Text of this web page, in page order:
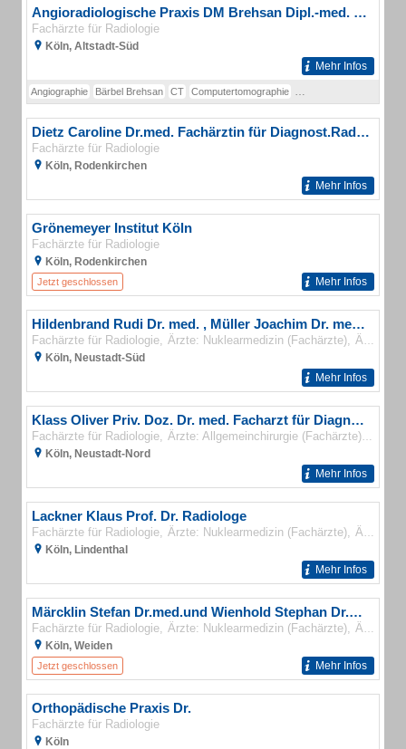
Angioradiologische Praxis DM Brehsan Dipl.-med. Bärbel Brehsan
Fachärzte für Radiologie
Köln, Altstadt-Süd
Mehr Infos
Angiographie Bärbel Brehsan CT Computertomographie
Dietz Caroline Dr.med. Fachärztin für Diagnost.Radiologie Zentrum
Fachärzte für Radiologie
Köln, Rodenkirchen
Mehr Infos
Grönemeyer Institut Köln
Fachärzte für Radiologie
Köln, Rodenkirchen
Jetzt geschlossen Mehr Infos
Hildenbrand Rudi Dr. med. , Müller Joachim Dr. med. Gemeinschaftspraxis Radiologie
Fachärzte für Radiologie Ärzte: Nuklearmedizin (Fachärzte) Ärzte: Strahlentherapie (Fachärzte)
Köln, Neustadt-Süd
Mehr Infos
Klass Oliver Priv. Doz. Dr. med. Facharzt für Diagnostische Radiologie/ Kardiochirurgie
Fachärzte für Radiologie Ärzte: Allgemeinchirurgie (Fachärzte) Ärzte:
Köln, Neustadt-Nord
Mehr Infos
Lackner Klaus Prof. Dr. Radiologe
Fachärzte für Radiologie Ärzte: Nuklearmedizin (Fachärzte) Ärzte: Strahlentherapie (Fachärzte)
Köln, Lindenthal
Mehr Infos
Märcklin Stefan Dr.med.und Wienhold Stephan Dr.med. Fachärzte für Diagnostische Radiologie
Fachärzte für Radiologie Ärzte: Nuklearmedizin (Fachärzte) Ärzte: Strahlentherapie (Fachärzte)
Köln, Weiden
Jetzt geschlossen Mehr Infos
Orthopädische Praxis Dr.
Fachärzte für Radiologie
Köln